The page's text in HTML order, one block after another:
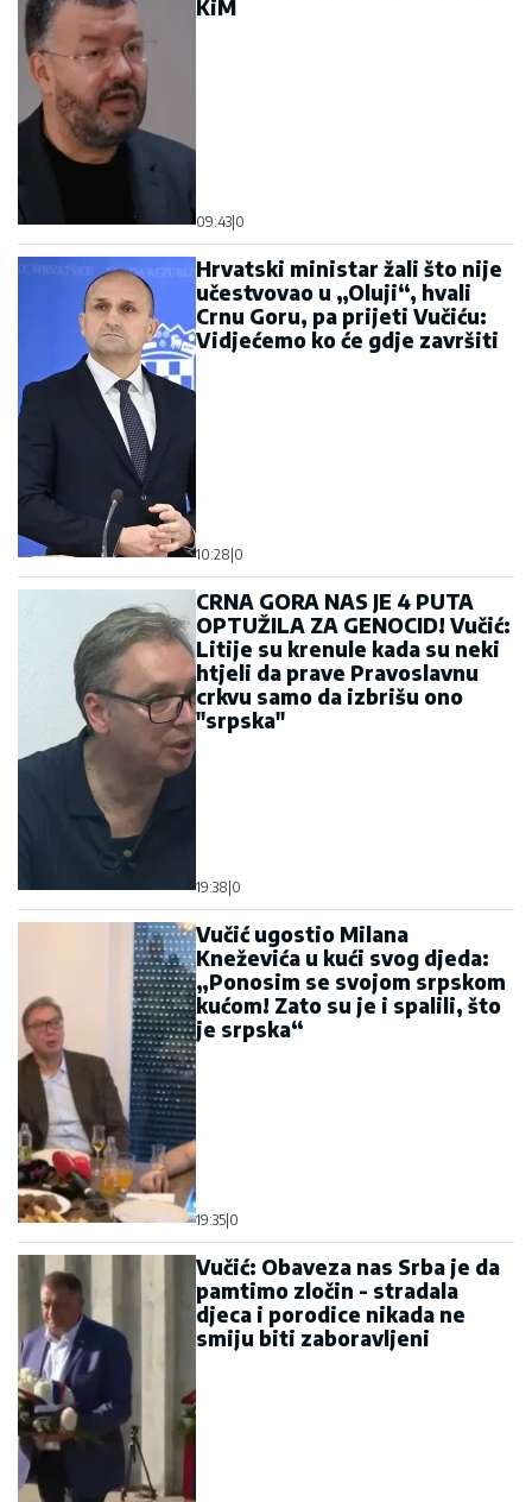
KiM
09:43 0
Hrvatski ministar žali što nije
učestvovao u „Oluji“, hvali
Crnu Goru, pa prijeti Vučiću:
Vidjećemo ko će gdje završiti
10:28 0
CRNA GORA NAS JE 4 PUTA
OPTUŽILA ZA GENOCID! Vučić:
Litije su krenule kada su neki
htjeli da prave Pravoslavnu
crkvu samo da izbrišu ono
"srpska"
19:38 0
Vučić ugostio Milana
Kneževića u kući svog djeda:
„Ponosim se svojom srpskom
kućom! Zato su je i spalili, što
je srpska“
19:35 0
Vučić: Obaveza nas Srba je da
pamtimo zločin - stradala
djeca i porodice nikada ne
smiju biti zaboravljeni